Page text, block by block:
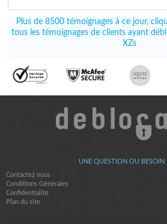
Plus de 8500 témoignages à ce jour,
tous les témoignages de clients ayant
XZs
UNE QUESTION OU BESOIN
Contactez nous
Conditions Générales
Confidentialité
Plan du site